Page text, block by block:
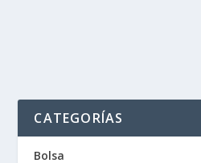
CATEGORÍAS
Bolsa